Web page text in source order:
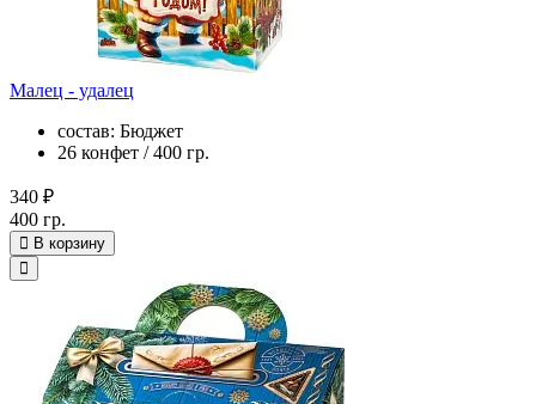
Малец - удалец
состав: Бюджет
26 конфет / 400 гр.
340 ₽
400 гр.
В корзину